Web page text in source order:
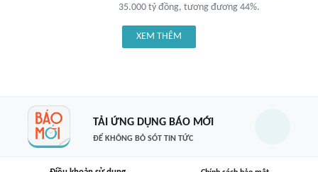
35.000 tỷ đồng, tương đương 44%.
XEM THÊM
TẢI ỨNG DỤNG BÁO MỚI
ĐỂ KHÔNG BỎ SÓT TIN TỨC